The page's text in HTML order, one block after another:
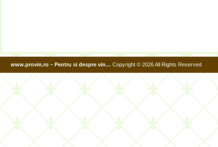
www.provin.ro – Pentru si despre vin… Copyright © 2026 All Rights Reserved.